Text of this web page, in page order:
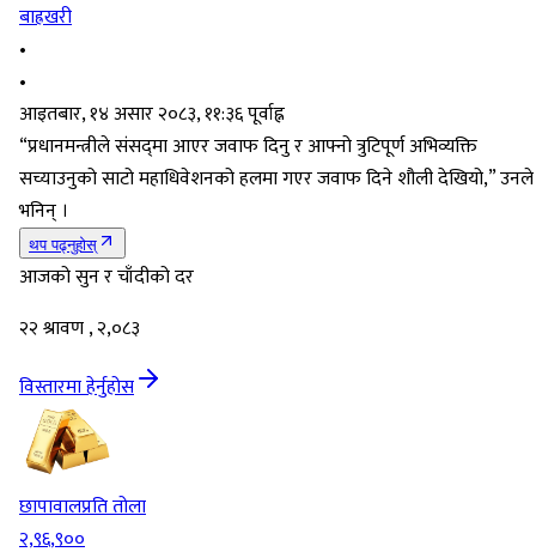
बाह्रखरी
•
•
आइतबार, १४ असार २०८३, ११:३६ पूर्वाह्न
“प्रधानमन्त्रीले संसद्‌मा आएर जवाफ दिनु र आफ्नो त्रुटिपूर्ण अभिव्यक्ति
सच्याउनुको साटो महाधिवेशनको हलमा गएर जवाफ दिने शौली देखियो,” उनले
भनिन् ।
थप पढ्नुहोस्
आजको सुन र चाँदीको दर
२२ श्रावण , २,०८३
विस्तारमा हेर्नुहोस
छापावालप्रति तोला
२,९६,९००